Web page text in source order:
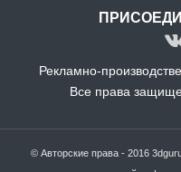
Рекламно-
Все права
© Авторские права - 2016